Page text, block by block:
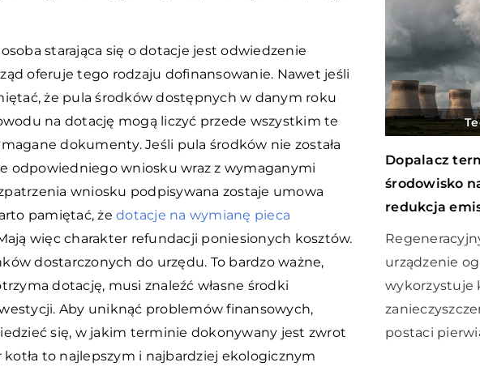
starająca się o dotacje jest odwiedzenie
oferuje tego rodzaju dofinansowanie. Nawet jeśli
że pula środków dostępnych w danym roku
na dotację mogą liczyć przede wszystkim te
dokumenty. Jeśli pula środków nie została
odpowiedniego wniosku wraz z wymaganymi
wniosku podpisywana zostaje umowa
pamiętać, że dotacje na wymianę pieca
więc charakter refundacji poniesionych kosztów.
dostarczonych do urzędu. To bardzo ważne,
dotację, musi znaleźć własne środki
Aby uniknąć problemów finansowych,
się, w jakim terminie dokonywany jest zwrot
to najlepszym i najbardziej ekologicznym
Dopalacz
środowisko
redukcja
urządzenie
wykorzystuje
postaci